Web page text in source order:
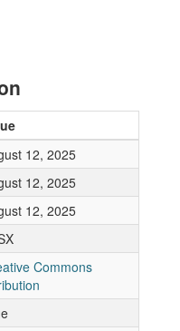
12, 2025
12, 2025
12, 2025
Commons